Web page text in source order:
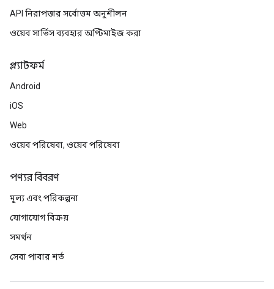
API নিরাপত্তার সর্বোত্তম অনুশীলন
ওয়েব সার্ভিস ব্যবহার অপ্টিমাইজ করা
প্ল্যাটফর্ম
Android
iOS
Web
ওয়েব পরিষেবা, ওয়েব পরিষেবা
পণ্যর বিবরণ
মূল্য এবং পরিকল্পনা
যোগাযোগ বিক্রয়
সমর্থন
সেবা পাবার শর্ত